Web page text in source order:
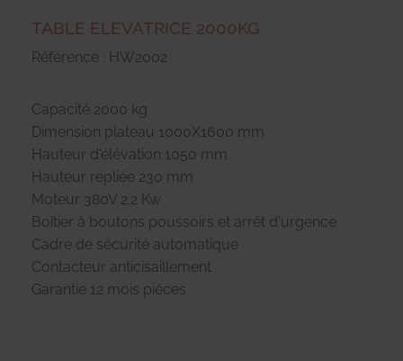
TABLE ELEVATRICE 2000KG
Référence : HW2002
Capacité 2000 kg
Dimension plateau 1000X1600 mm
Hauteur d'élévation 1050 mm
Hauteur repliée 230 mm
Moteur 380V 2.2 Kw
Boîtier à boutons poussoirs et arrêt d'urgence
Cadre de sécurité automatique
Contacteur anticisaillement
Garantie 12 mois pièces